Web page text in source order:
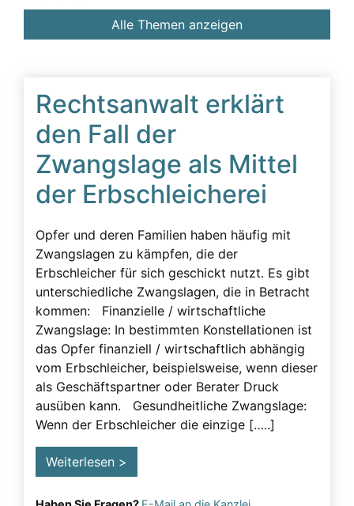
Rechtsanwalt erklärt
den Fall der
Zwangslage als Mittel
der Erbschleicherei
Opfer und deren Familien haben häufig mit
Zwangslagen zu kämpfen, die der
Erbschleicher für sich geschickt nutzt. Es gibt
unterschiedliche Zwangslagen, die in Betracht
kommen: Finanzielle / wirtschaftliche
Zwangslage: In bestimmten Konstellationen ist
das Opfer finanziell / wirtschaftlich abhängig
vom Erbschleicher, beispielsweise, wenn dieser
als Geschäftspartner oder Berater Druck
ausüben kann. Gesundheitliche Zwangslage:
Wenn der Erbschleicher die einzige […..]
Weiterlesen >
Anfechtung
Angehörige
Äußerer Tatbestand: Diffamierung von
Familienmitgliedern
Beeinflussung
Beeinflussung – unzulässig
Beeinflussung – Unzulässige – Alarmsignale
Besuchsverbot
Betreuung
Demenz
Detektiv
Erblasser
Erbscheicherei aus dem sozialen Bereich des
Erblassers
Erbschleicher
Erbschleicher Alarmsignale
Alle Themen anzeigen